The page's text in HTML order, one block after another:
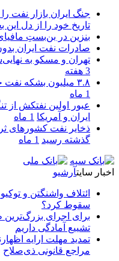
جنگ ایران بازار نفت
تاریخ خود را از دل
بنزین در بن‌بستِ
صادرات نفت ایران
تهران و مسکو به
3 هفته
۳.۸ میلیون بشکه نفت خام ایران از محاصره آمریکا عبور کرد
1 ماه
عبور اولین نفتکش از
ایران و آمریکا 1 ماه
گذشته رسید 1 ماه
اخبار سایتآرشیو
ائتلاف واشنگتن و
سقوط کرد؟
برای اجرای
تشییع آمادگی داریم
تمدید مهلت ارایه
مراجع قانونی ذی‌‏صلاح